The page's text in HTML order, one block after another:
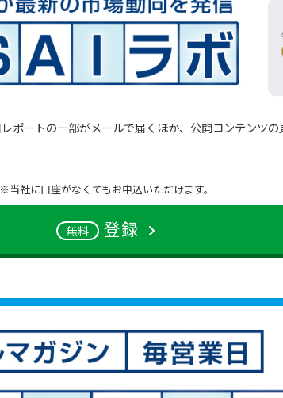
ポートの一部がメールで届くほか、公開コンテンツ
※当社に口座がなくてもお申込いただけます。
無料 登録